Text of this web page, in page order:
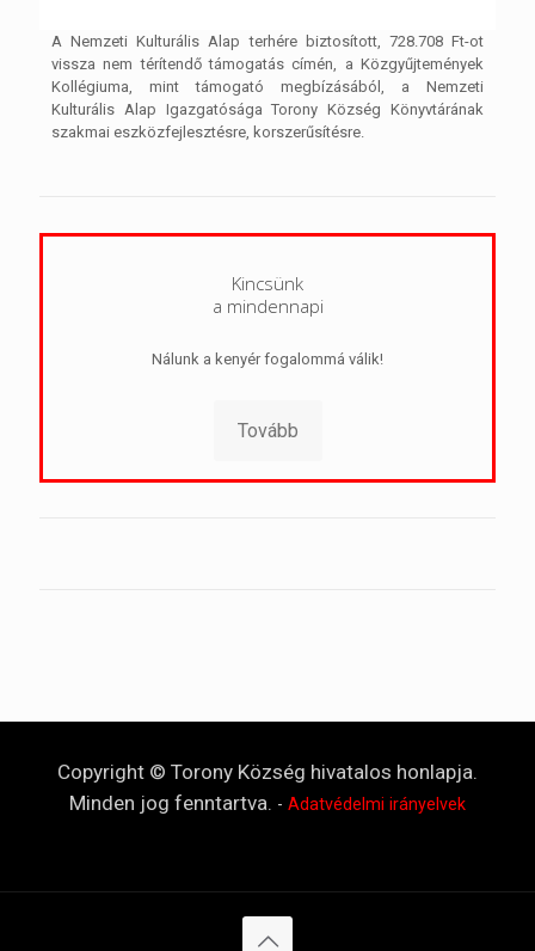
A Nemzeti Kulturális Alap terhére biztosított, 728.708 Ft-ot
vissza nem térítendő támogatás címén, a Közgyűjtemények
Kollégiuma, mint támogató megbízásából, a Nemzeti
Kulturális Alap Igazgatósága Torony Község Könyvtárának
szakmai eszközfejlesztésre, korszerűsítésre.
Kincsünk
a mindennapi
Nálunk a kenyér fogalommá válik!
Tovább
Copyright © Torony Község hivatalos honlapja.
Minden jog fenntartva. - Adatvédelmi irányelvek